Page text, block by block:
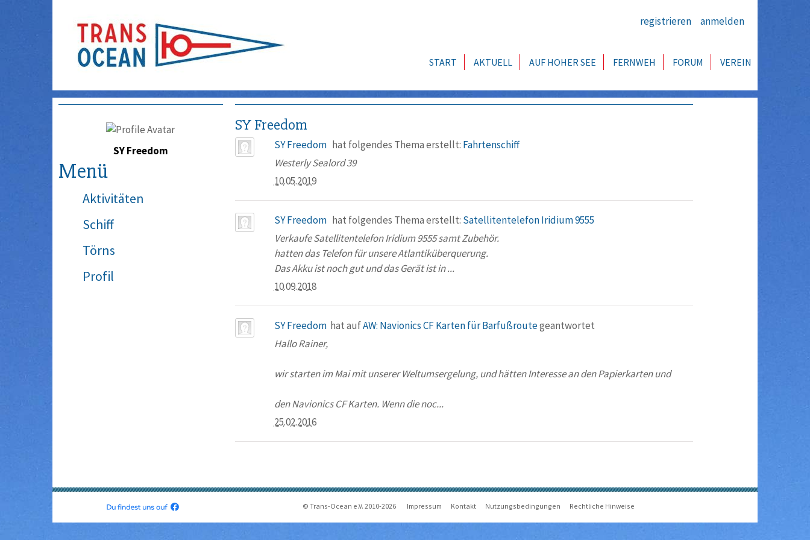
registrieren anmelden
START AKTUELL AUF HOHER SEE FERNWEH FORUM VEREIN
SY Freedom
Menü
Aktivitäten
Schiff
Törns
Profil
SY Freedom
SY Freedom hat folgendes Thema erstellt: Fahrtenschiff
Westerly Sealord 39
10.05.2019
SY Freedom hat folgendes Thema erstellt: Satellitentelefon Iridium 9555
Verkaufe Satellitentelefon Iridium 9555 samt Zubehör.
hatten das Telefon für unsere Atlantiküberquerung.
Das Akku ist noch gut und das Gerät ist in ...
10.09.2018
SY Freedom hat aufAW: Navionics CF Karten für Barfußroutegeantwortet
Hallo Rainer,
wir starten im Mai mit unserer Weltumsergelung, und hätten Interesse an den Papierkarten und
den Navionics CF Karten. Wenn die noc...
25.02.2016
© Trans-Ocean e.V. 2010-2026 Impressum Kontakt Nutzungsbedingungen Rechtliche Hinweise